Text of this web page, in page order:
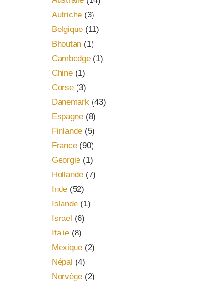
Autriche(3)
Belgique(11)
Bhoutan(1)
Cambodge(1)
Chine(1)
Corse(3)
Danemark(43)
Espagne(8)
Finlande(5)
France(90)
Georgie(1)
Hollande(7)
Inde(52)
Islande(1)
Israel (6)
Italie(8)
Mexique(2)
Népal (4)
Norvège(2)